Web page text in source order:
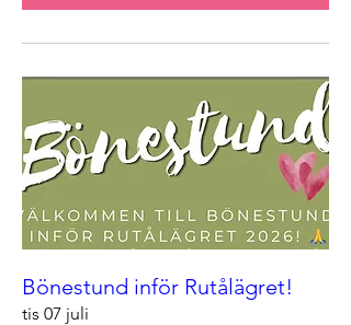
Bönestund inför Rutålägret!
tis 07 juli